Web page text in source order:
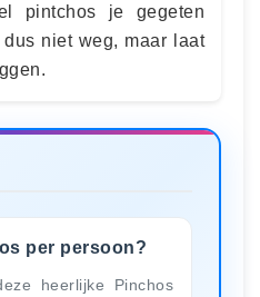
pintchos je gegeten
niet weg, maar laat
per persoon?
heerlijke Pinchos